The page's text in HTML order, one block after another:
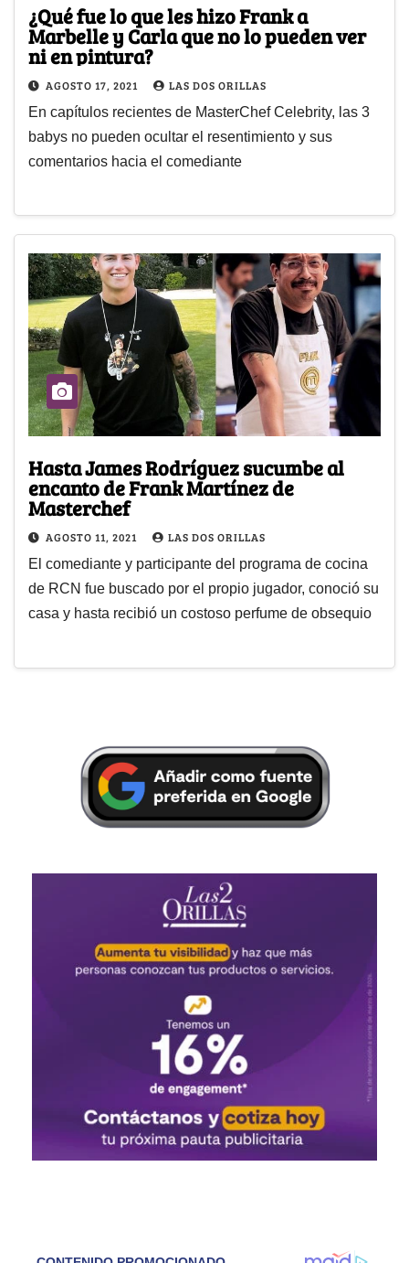
¿Qué fue lo que les hizo Frank a
Marbelle y Carla que no lo pueden ver
ni en pintura?
AGOSTO 17, 2021 LAS DOS ORILLAS
En capítulos recientes de MasterChef Celebrity, las 3
babys no pueden ocultar el resentimiento y sus
comentarios hacia el comediante
Hasta James Rodríguez sucumbe al
encanto de Frank Martínez de
Masterchef
AGOSTO 11, 2021 LAS DOS ORILLAS
El comediante y participante del programa de cocina
de RCN fue buscado por el propio jugador, conoció su
casa y hasta recibió un costoso perfume de obsequio